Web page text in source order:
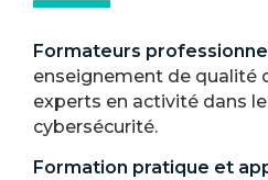
Formateurs
enseignement de qualité
experts en activité dans
cybersécurité.
Formation pratique et